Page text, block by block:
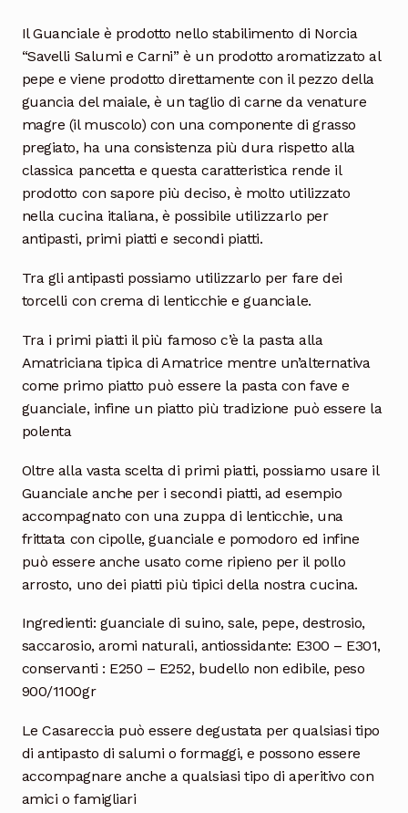
Il Guanciale è prodotto nello stabilimento di Norcia
“Savelli Salumi e Carni” è un prodotto aromatizzato al
pepe e viene prodotto direttamente con il pezzo della
guancia del maiale, è un taglio di carne da venature
magre (il muscolo) con una componente di grasso
pregiato, ha una consistenza più dura rispetto alla
classica pancetta e questa caratteristica rende il
prodotto con sapore più deciso, è molto utilizzato
nella cucina italiana, è possibile utilizzarlo per
antipasti, primi piatti e secondi piatti.
Tra gli antipasti possiamo utilizzarlo per fare dei
torcelli con crema di lenticchie e guanciale.
Tra i primi piatti il più famoso c’è la pasta alla
Amatriciana tipica di Amatrice mentre un’alternativa
come primo piatto può essere la pasta con fave e
guanciale, infine un piatto più tradizione può essere la
polenta
Oltre alla vasta scelta di primi piatti, possiamo usare il
Guanciale anche per i secondi piatti, ad esempio
accompagnato con una zuppa di lenticchie, una
frittata con cipolle, guanciale e pomodoro ed infine
può essere anche usato come ripieno per il pollo
arrosto, uno dei piatti più tipici della nostra cucina.
Ingredienti: guanciale di suino, sale, pepe, destrosio,
saccarosio, aromi naturali, antiossidante: E300 – E301,
conservanti : E250 – E252, budello non edibile, peso
900/1100gr
Le Casareccia può essere degustata per qualsiasi tipo
di antipasto di salumi o formaggi, e possono essere
accompagnare anche a qualsiasi tipo di aperitivo con
amici o famigliari